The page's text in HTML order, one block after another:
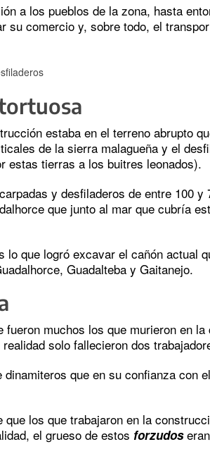
a los pueblos de la zona, hasta
su comercio y, sobre todo, el
estaba en el terreno abrupto
de la sierra malagueña y el
estas tierras a los buitres leonados).
y desfiladeros de entre 100
que junto al mar que cubría
lo que logró excavar el cañón actual
Guadalteba y Gaitanejo.
fueron muchos los que murieron en
solo fallecieron dos
que en su confianza con
que los que trabajaron en la
el grueso de estos forzudos